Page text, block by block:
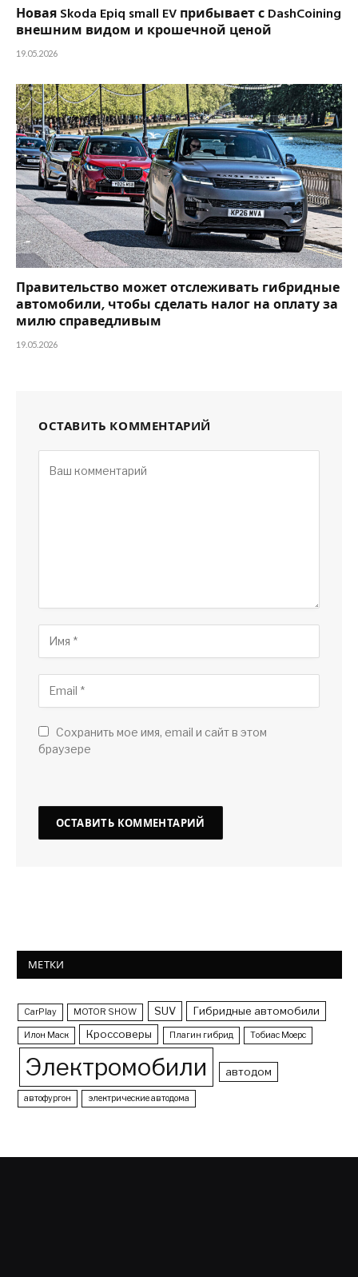
Новая Skoda Epiq small EV прибывает с DashCoining
внешним видом и крошечной ценой
19.05.2026
Правительство может отслеживать гибридные
автомобили, чтобы сделать налог на оплату за
милю справедливым
19.05.2026
ОСТАВИТЬ КОММЕНТАРИЙ
Сохранить мое имя, email и сайт в этом
браузере
МЕТКИ
CarPlay MOTOR SHOW SUV Гибридные автомобили
Илон Маск Кроссоверы Плагин гибрид Тобиас Моерс
Электромобили автодом
автофургон электрические автодома